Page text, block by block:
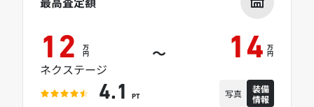
12 万
円 ～ 14 万
円
ネクステージ
4.1 PT 写真
装備
情報